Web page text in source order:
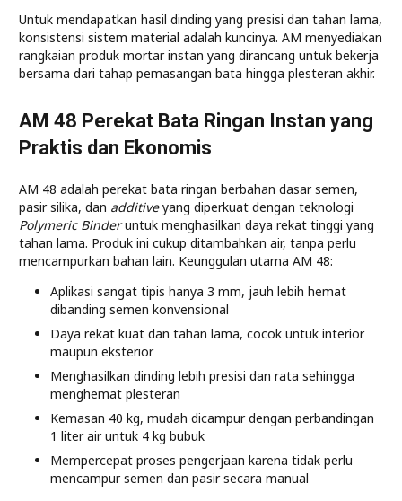
Untuk mendapatkan hasil dinding yang presisi dan tahan lama,
konsistensi sistem material adalah kuncinya. AM menyediakan
rangkaian produk mortar instan yang dirancang untuk bekerja
bersama dari tahap pemasangan bata hingga plesteran akhir.
AM 48 Perekat Bata Ringan Instan yang
Praktis dan Ekonomis
AM 48 adalah perekat bata ringan berbahan dasar semen,
pasir silika, dan additiveyang diperkuat dengan teknologi
Polymeric Binderuntuk menghasilkan daya rekat tinggi yang
tahan lama. Produk ini cukup ditambahkan air, tanpa perlu
mencampurkan bahan lain. Keunggulan utama AM 48:
Aplikasi sangat tipis hanya 3 mm, jauh lebih hemat
dibanding semen konvensional
Daya rekat kuat dan tahan lama, cocok untuk interior
maupun eksterior
Menghasilkan dinding lebih presisi dan rata sehingga
menghemat plesteran
Kemasan 40 kg, mudah dicampur dengan perbandingan
1 liter air untuk 4 kg bubuk
Mempercepat proses pengerjaan karena tidak perlu
mencampur semen dan pasir secara manual